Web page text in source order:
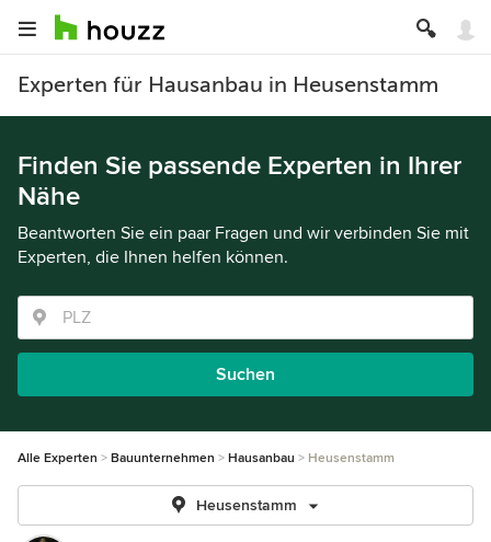
Experten für Hausanbau in Heusenstamm
Finden Sie passende Experten in Ihrer
Nähe
Beantworten Sie ein paar Fragen und wir verbinden Sie mit
Experten, die Ihnen helfen können.
Suchen
Alle Experten Bauunternehmen Hausanbau Heusenstamm
Heusenstamm